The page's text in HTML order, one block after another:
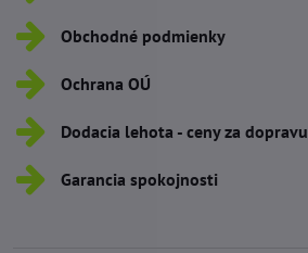
Obchodné podmienky
Ochrana OÚ
Dodacia lehota - ceny za dopravu
Garancia spokojnosti